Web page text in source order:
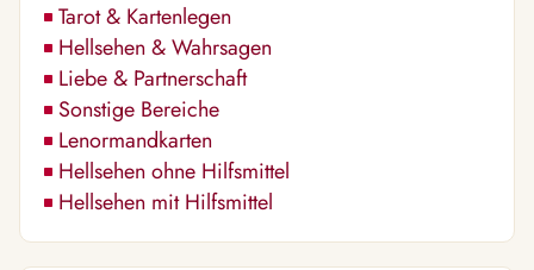
Tarot & Kartenlegen
Hellsehen & Wahrsagen
Liebe & Partnerschaft
Sonstige Bereiche
Lenormandkarten
Hellsehen ohne Hilfsmittel
Hellsehen mit Hilfsmittel